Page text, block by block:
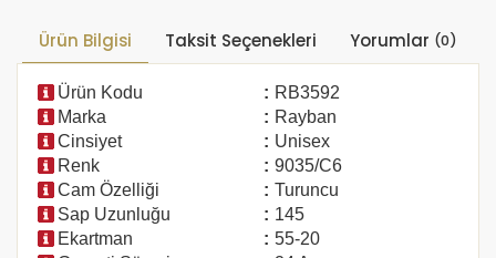
Ürün Bilgisi Taksit Seçenekleri Yorumlar (0)
Ürün Kodu : RB3592
Marka
: Rayban
Cinsiyet
: Unisex
Renk
: 9035/C6
Cam Özelliği
: Turuncu
Sap Uzunluğu
: 145
Ekartman
: 55-20